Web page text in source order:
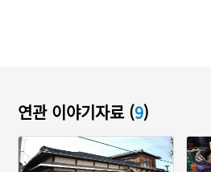
연관 이야기자료 (9)